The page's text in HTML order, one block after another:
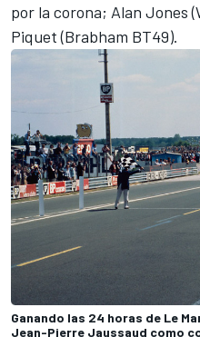
por la corona; Alan Jones
Piquet(Brabham BT49).
Ganando las 24 horas de Le
Jean-Pierre Jaussaud como